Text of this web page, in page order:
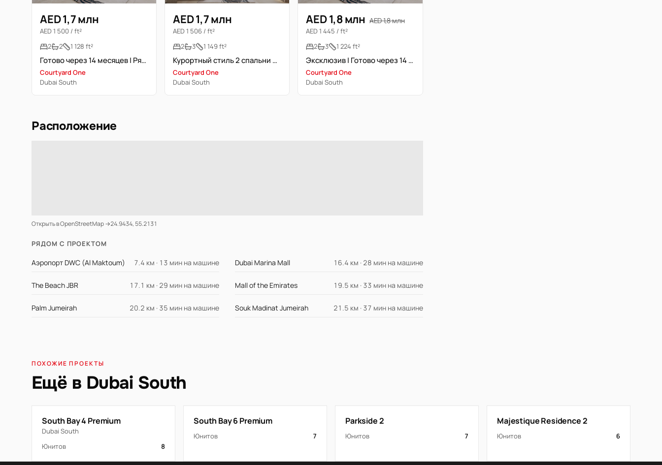
AED 1,7 млн
AED 1 500 / ft²
2
2 1 128 ft²
Готово через 14 месяцев | Рядом Gems Founders Schools
Courtyard One
Dubai South
AED 1,7 млн
AED 1 506 / ft²
2
3 1 149 ft²
Курортный стиль 2 спальни + комната для прислуги | Рядом с Gems School
Courtyard One
Dubai South
AED 1,8 млн AED 1,8 млн
AED 1 445 / ft²
2
3 1 224 ft²
Эксклюзив | Готово через 14 месяцев | Post-Handover Plan
Courtyard One
Dubai South
Расположение
Открыть в OpenStreetMap →24.9434, 55.2131
РЯДОМ С ПРОЕКТОМ
Аэропорт DWC (Al Maktoum) 7.4 км · 13 мин на машине Dubai Marina Mall 16.4 км · 28 мин на машине
The Beach JBR 17.1 км · 29 мин на машине Mall of the Emirates 19.5 км · 33 мин на машине
Palm Jumeirah 20.2 км · 35 мин на машине Souk Madinat Jumeirah 21.5 км · 37 мин на машине
ПОХОЖИЕ ПРОЕКТЫ
Ещё в Dubai South
South Bay 4 Premium
Dubai South
Юнитов
8
South Bay 6 Premium
Юнитов 7
Parkside 2
Юнитов 7
Majestique Residence 2
Юнитов 6